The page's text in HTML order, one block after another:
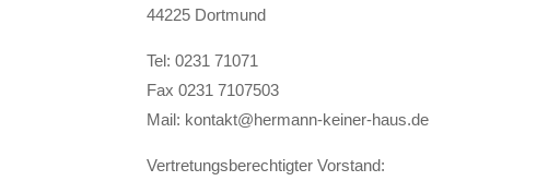
44225 Dortmund
Tel: 0231 71071
Fax 0231 7107503
Mail: kontakt@hermann-keiner-haus.de
Vertretungsberechtigter Vorstand: